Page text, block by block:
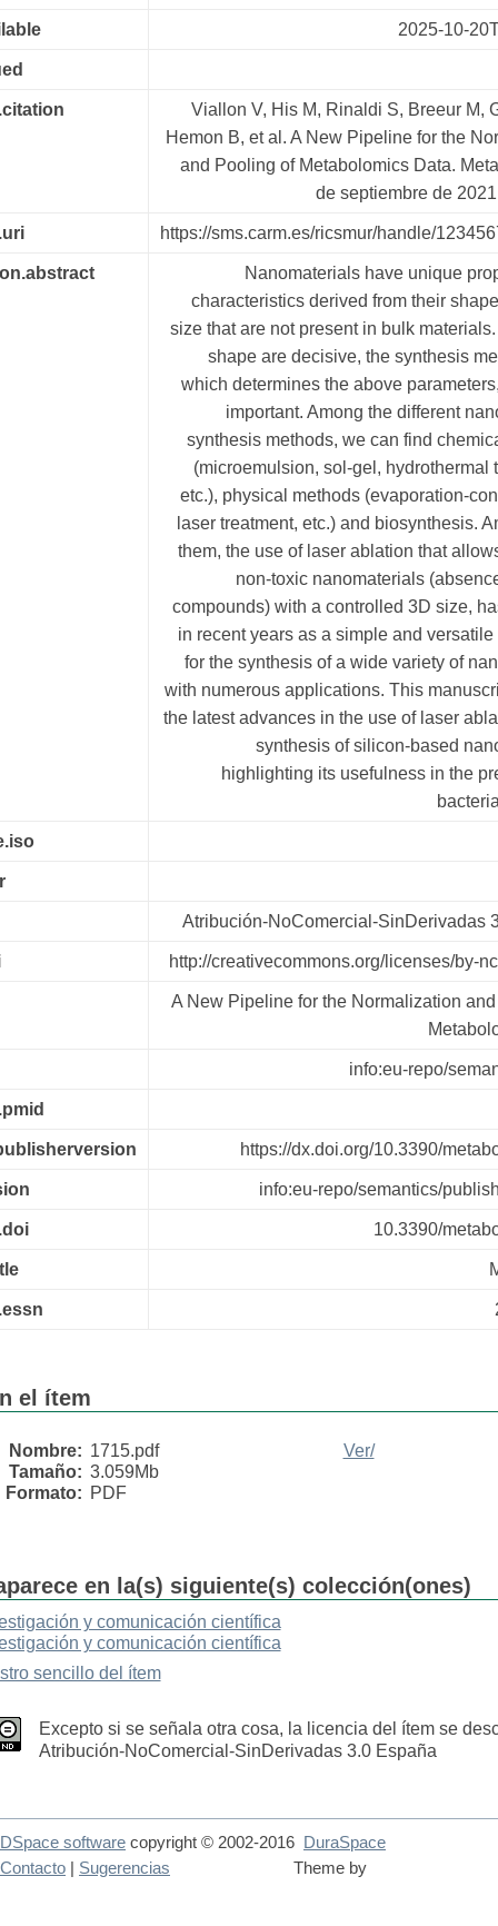
2025-10-
Viallon V, His M, Rinaldi S, Breeur M,
Hemon B, et al. A New Pipeline for the
and Pooling of Metabolomics Data.
de septiembre de
https://sms.carm.es/ricsmur/handle/
Nanomaterials have unique
characteristics derived from their
size that are not present in bulk
shape are decisive, the synthesis
which determines the above
important. Among the different
synthesis methods, we can find
(microemulsion, sol-gel, hydrothermal
etc.), physical methods (evaporation-
laser treatment, etc.) and biosynthesis.
them, the use of laser ablation that
non-toxic nanomaterials
compounds) with a controlled 3D size,
in recent years as a simple and
for the synthesis of a wide variety of
with numerous applications. This
the latest advances in the use of laser
synthesis of silicon-based
highlighting its usefulness in the
Atribución-NoComercial-SinDerivadas
http://creativecommons.org/licenses/by-
A New Pipeline for the Normalization
info:eu-repo/
https://dx.doi.org/10.3390/
info:eu-repo/semantics/
10.3390/
el ítem
Nombre: 1715.pdf
Tamaño: 3.059Mb
Formato: PDF
Ver/
en la(s) siguiente(s) colección(ones)
y comunicación científica
y comunicación científica
sencillo del ítem
Excepto si se señala otra cosa, la licencia del ítem se
Atribución-NoComercial-SinDerivadas 3.0 España
DSpace software copyright © 2002-2016 DuraSpace
Theme by
Contacto | Sugerencias